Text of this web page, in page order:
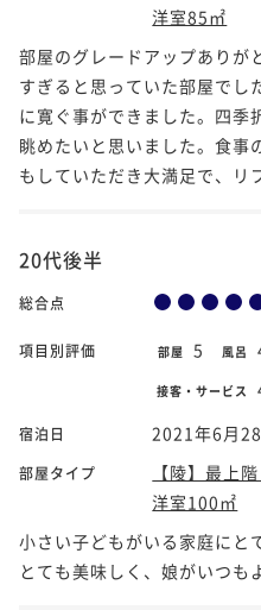
洋室85㎡
部屋のグレードアップありが
すぎると思っていた部屋でし
に寛ぐ事ができました。四季
眺めたいと思いました。食事
もしていただき大満足で、リ
20代後半
総合点
項目別評価 部屋 5 風呂
接客・サービス
宿泊日 2021年6月
部屋タイプ
【陵】最上
洋室100㎡
小さい子どもがいる家庭にと
とても美味しく、娘がいつも